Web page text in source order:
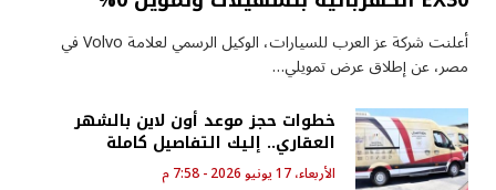
أعلنت شركة عز العرب للسيارات، الوكيل الرسمي لعلامة Volvo في
مصر، عن إطلاق عرض تمويلي…
خطوات حجز موعد أون لاين بالشهر
العقاري.. إليك التفاصيل كاملة
الأربعاء، 17 يونيو 2026 - 7:58 م